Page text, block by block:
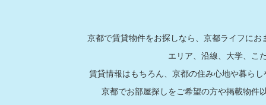
京都で賃貸物件をお探しなら、京都ライフに
エリア、沿線、大学、こ
賃貸情報はもちろん、京都の住み心地や暮ら
京都でお部屋探しをご希望の方や掲載物件